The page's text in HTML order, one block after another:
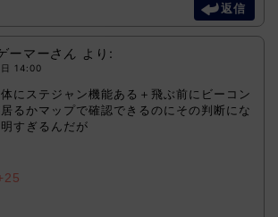
返信
ーマーさん より:
14:00
にステジャン機能ある＋飛ぶ前にビーコン
るかマップで確認できるのにその判断にな
すぎるんだが